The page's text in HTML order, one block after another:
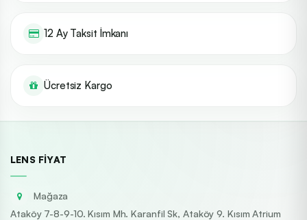
12 Ay Taksit İmkanı
Ücretsiz Kargo
LENS FIYAT
Mağaza
Ataköy 7-8-9-10. Kısım Mh. Karanfil Sk, Ataköy 9. Kısım Atrium